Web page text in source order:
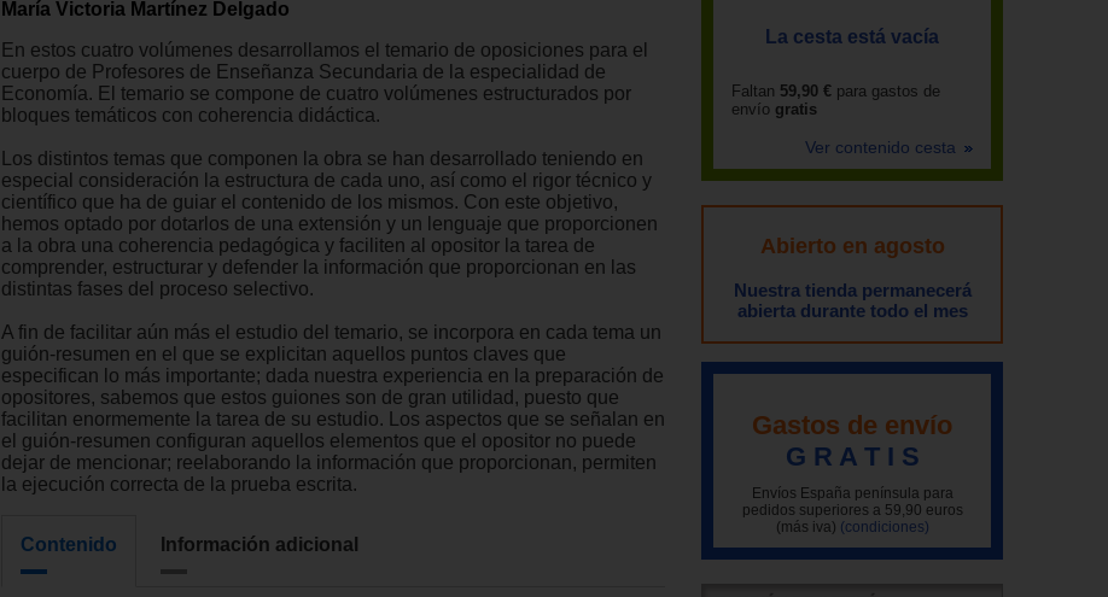
María Victoria Martínez Delgado
En estos cuatro volúmenes desarrollamos el temario de oposiciones para el
cuerpo de Profesores de Enseñanza Secundaria de la especialidad de
Economía. El temario se compone de cuatro volúmenes estructurados por
bloques temáticos con coherencia didáctica.
Los distintos temas que componen la obra se han desarrollado teniendo en
especial consideración la estructura de cada uno, así como el rigor técnico y
científico que ha de guiar el contenido de los mismos. Con este objetivo,
hemos optado por dotarlos de una extensión y un lenguaje que proporcionen
a la obra una coherencia pedagógica y faciliten al opositor la tarea de
comprender, estructurar y defender la información que proporcionan en las
distintas fases del proceso selectivo.
A fin de facilitar aún más el estudio del temario, se incorpora en cada tema un
guión-resumen en el que se explicitan aquellos puntos claves que
especifican lo más importante; dada nuestra experiencia en la preparación de
opositores, sabemos que estos guiones son de gran utilidad, puesto que
facilitan enormemente la tarea de su estudio. Los aspectos que se señalan en
el guión-resumen configuran aquellos elementos que el opositor no puede
dejar de mencionar; reelaborando la información que proporcionan, permiten
la ejecución correcta de la prueba escrita.
Contenido Información adicional
La cesta está vacía
Faltan 59,90 € para gastos de
envío gratis
Ver contenido cesta
Abierto en agosto
Nuestra tienda permanecerá
abierta durante todo el mes
Gastos de envío
G R A T I S
Envíos España península para
pedidos superiores a 59,90 euros
(más iva) (condiciones)